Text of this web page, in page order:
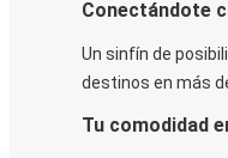
Conectándote
Un sinfín de
destinos en más
Tu comodidad